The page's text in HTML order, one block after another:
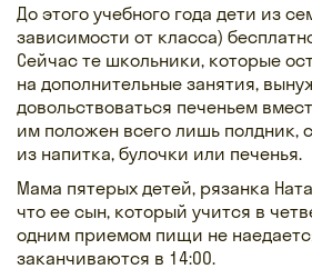
До этого учебного года дети из
зависимости от класса)
Сейчас те школьники, которые
на дополнительные занятия,
довольствоваться печеньем
им положен всего лишь полдник,
из напитка, булочки или печенья.
Мама пятерых детей, рязанка
что ее сын, который учится в
одним приемом пищи не
заканчиваются в 14:00.